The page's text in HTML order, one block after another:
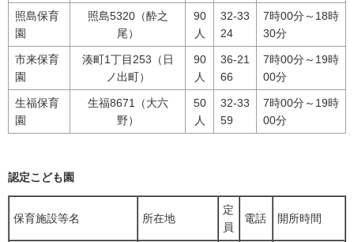
照島保育
園
照島5320（酔之
尾）
90
人
32-33
24
7時00分～18時
30分
市来保育
園
湊町1丁目253（日
ノ出町）
90
人
36-21
66
7時00分～19時
00分
生福保育
園
生福8671（大六
野）
50
人
32-33
59
7時00分～19時
00分
認定こども園
保育施設等名 所在地
定
員
電話 開所時間